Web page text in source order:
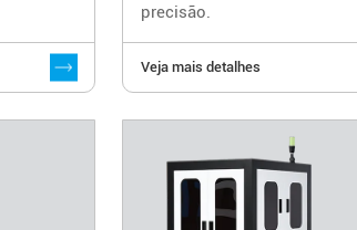
precisão.
Veja mais detalhes